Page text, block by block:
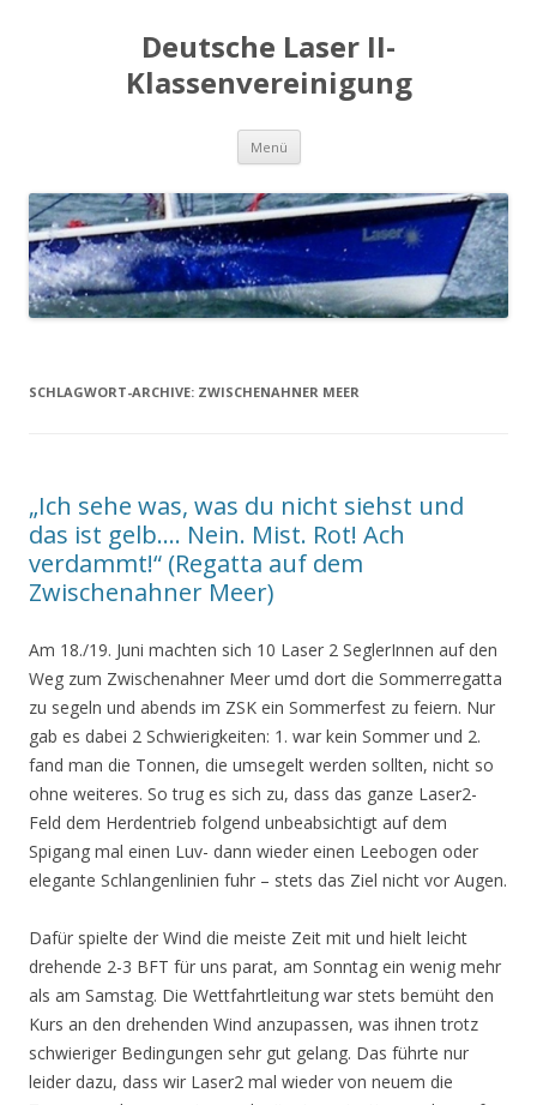
Deutsche Laser II-
Klassenvereinigung
Menü Zum
springen
SCHLAGWORT-ARCHIVE: ZWISCHENAHNER MEER
„Ich sehe was, was du nicht siehst und
das ist gelb…. Nein. Mist. Rot! Ach
verdammt!“ (Regatta auf dem
Zwischenahner Meer)
Am 18./19. Juni machten sich 10 Laser 2 SeglerInnen auf den
Weg zum Zwischenahner Meer umd dort die Sommerregatta
zu segeln und abends im ZSK ein Sommerfest zu feiern. Nur
gab es dabei 2 Schwierigkeiten: 1. war kein Sommer und 2.
fand man die Tonnen, die umsegelt werden sollten, nicht so
ohne weiteres. So trug es sich zu, dass das ganze Laser2-
Feld dem Herdentrieb folgend unbeabsichtigt auf dem
Spigang mal einen Luv- dann wieder einen Leebogen oder
elegante Schlangenlinien fuhr – stets das Ziel nicht vor Augen.
Dafür spielte der Wind die meiste Zeit mit und hielt leicht
drehende 2-3 BFT für uns parat, am Sonntag ein wenig mehr
als am Samstag. Die Wettfahrtleitung war stets bemüht den
Kurs an den drehenden Wind anzupassen, was ihnen trotz
schwieriger Bedingungen sehr gut gelang. Das führte nur
leider dazu, dass wir Laser2 mal wieder von neuem die